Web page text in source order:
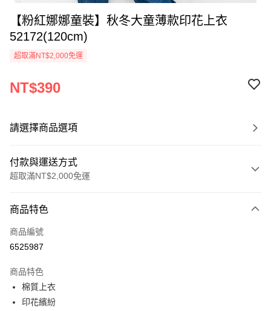
【粉紅娜娜童裝】秋冬大童薄款印花上衣
52172(120cm)
超取滿NT$2,000免運
NT$390
請選擇商品選項
付款與運送方式
超取滿NT$2,000免運
信用卡一次付款
超商取貨付款
Apple Pay
Google Pay
商品特色
商品編號
6525987
商品特色
棉質上衣
印花繽紛